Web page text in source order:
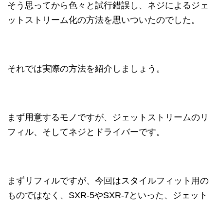
そう思ってから色々と試行錯誤し、ネジによるジェ
ットストリーム化の方法を思いついたのでした。
それでは実際の方法を紹介しましょう。
まず用意するモノですが、ジェットストリームのリ
フィル、そしてネジとドライバーです。
まずリフィルですが、今回はスタイルフィット用の
ものではなく、SXR-5やSXR-7といった、ジェット